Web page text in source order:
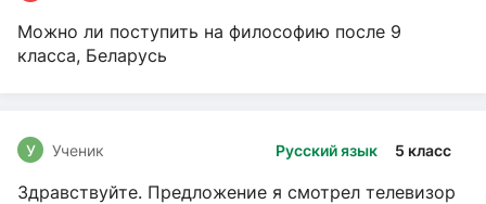
Можно ли поступить на философию после 9
класса, Беларусь
Русский язык 5 класс
У Ученик
Здравствуйте. Предложение я смотрел телевизор